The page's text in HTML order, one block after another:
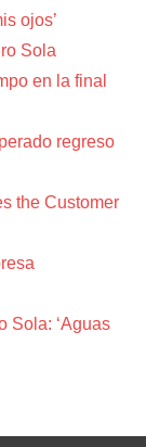
ojos’
Sola
en la final
regreso
the Customer
Sola: ‘Aguas